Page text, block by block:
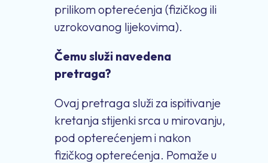
prilikom opterećenja (fizičkog ili
uzrokovanog lijekovima).
Čemu služi navedena
pretraga?
Ovaj pretraga služi za ispitivanje
kretanja stijenki srca u mirovanju,
pod opterećenjem i nakon
fizičkog opterećenja. Pomaže u